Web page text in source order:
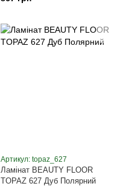
Артикул: topaz_627
Ламінат BEAUTY FLOOR
TOPAZ 627 Дуб Полярний